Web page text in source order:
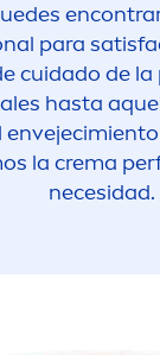
para
cuidado de la
hasta
la crema
necesidad.